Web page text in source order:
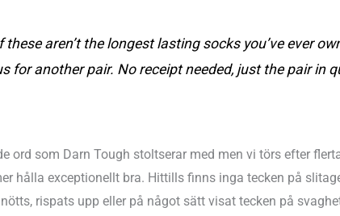
these aren’t the longest lasting socks you’ve ever
for another pair. No receipt needed, just the pair in
ord som Darn Tough stoltserar med men vi törs efter
hålla exceptionellt bra. Hittills finns inga tecken på
rispats upp eller på något sätt visat tecken på